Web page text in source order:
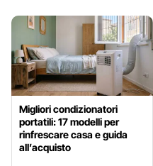
Migliori condizionatori
portatili: 17 modelli per
rinfrescare casa e guida
all’acquisto